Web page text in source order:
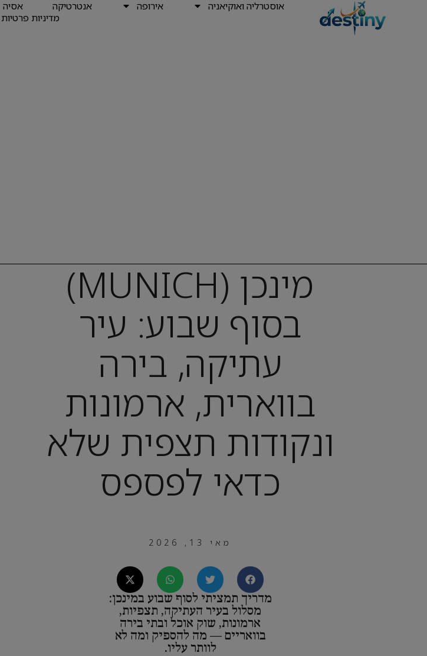
אוסטרליה ואוקיאניה אירופה אנטרטיקה אסיה
מדיניות פרטיות
מינכן (MUNICH)
בסוף שבוע: עיר
עתיקה, בירה
בווארית, ארמונות
ונקודות תצפית שלא
כדאי לפספס
מאי 13, 2026
מדריך תמציתי לסוף שבוע במינכן:
מסלול בעיר העתיקה, תצפיות,
ארמונות, שוק אוכל ובתי בירה
בוואריים — מה להספיק ומה לא
לוותר עליו.